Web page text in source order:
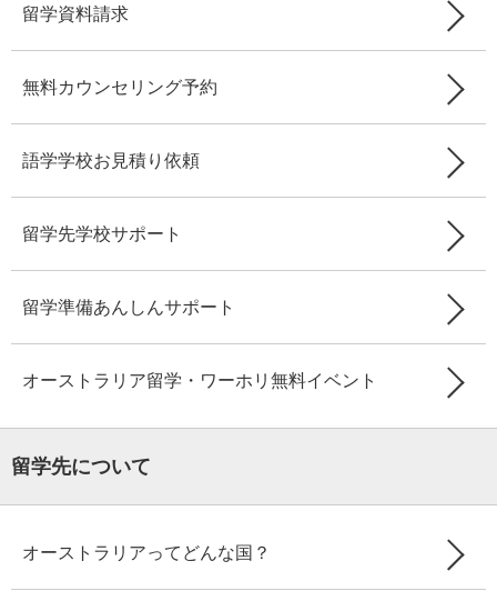
留学資料請求
無料カウンセリング予約
語学学校お見積り依頼
留学先学校サポート
留学準備あんしんサポート
オーストラリア留学・ワーホリ無料イベント
留学先について
オーストラリアってどんな国？